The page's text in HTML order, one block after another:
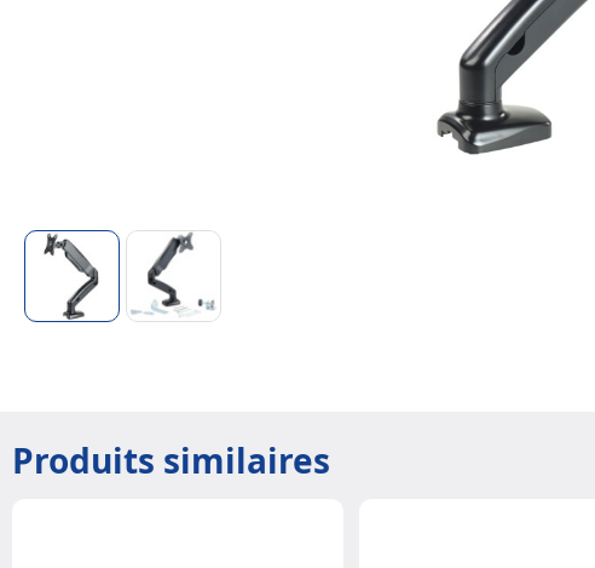
Produits similaires